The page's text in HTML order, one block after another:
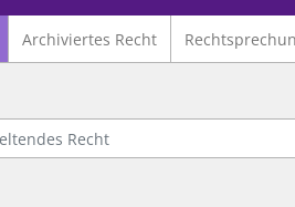
Archiviertes Recht
Recht